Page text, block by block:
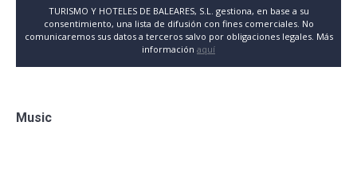
TURISMO Y HOTELES DE BALEARES, S.L. gestiona, en base a su
consentimiento, una lista de difusión con fines comerciales. No
comunicaremos sus datos a terceros salvo por obligaciones legales. Más
información aquí
Music